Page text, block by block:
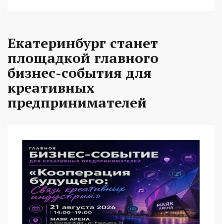
Екатеринбург станет
площадкой главного
бизнес-события для
креативных
предпринимателей